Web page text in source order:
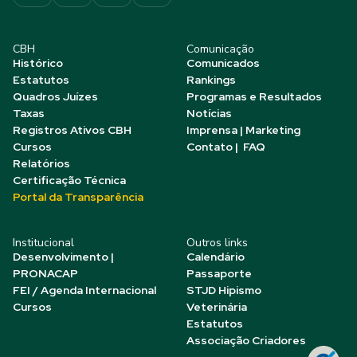
CBH
Histórico
Estatutos
Quadros Juízes
Taxas
Registros Ativos CBH
Cursos
Relatórios
Certificação Técnica
Portal da Transparência
Comunicação
Comunicados
Rankings
Programas e Resultados
Notícias
Imprensa | Marketing
Contato | FAQ
Institucional
Desenvolvimento |
PRONACAP
FEI / Agenda Internacional
Cursos
Outros links
Calendário
Passaporte
STJD Hipismo
Veterinária
Estatutos
Associação Criadores